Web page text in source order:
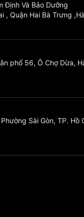
Định Và Bảo Dưỡng
, Quận Hai Bà Trưng
phố 56, Ô Chợ Dừa,
Sài Gòn, TP. Hồ